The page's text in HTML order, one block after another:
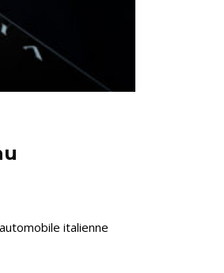
italienne